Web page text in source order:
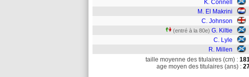
K. Connell
M. El Makrini
C. Johnson
(entré à la 80e) G. Kiltie
C. Lyle
R. Millen
taille moyenne des titulaires (cm) :
age moyen des titulaires (ans) :